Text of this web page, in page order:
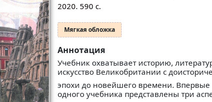
2020. 590 с.
Мягкая обложка
Аннотация
Учебник охватывает историю,
искусство Великобритании с
эпохи до новейшего времени. Впервые
одного учебника представлены три